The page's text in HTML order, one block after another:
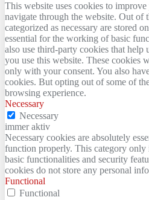
This website uses cookies to
navigate through the website. Out of
categorized as necessary are stored
essential for the working of basic
also use third-party cookies that help
you use this website. These cookies
only with your consent. You also
cookies. But opting out of some of
browsing experience.
Necessary
Necessary
immer aktiv
Necessary cookies are absolutely
function properly. This category only
basic functionalities and security
cookies do not store any personal
Functional
Functional